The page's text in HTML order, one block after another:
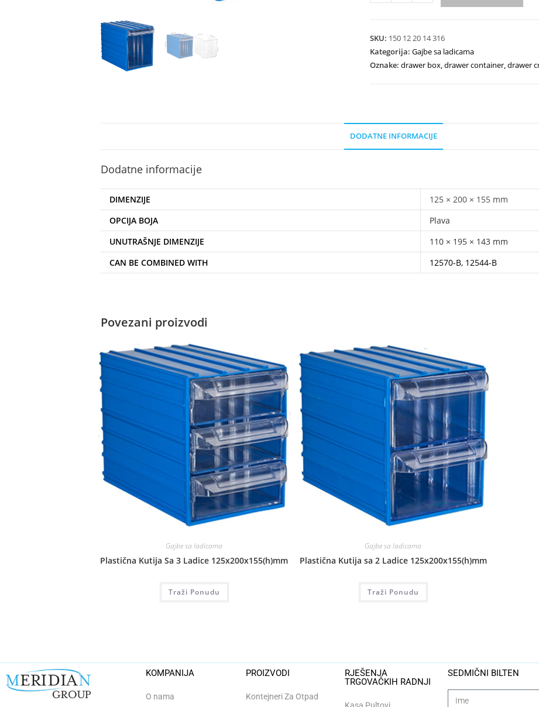
SKU: 150 12 20 14 316
Kategorija: Gajbe sa ladicama
Oznake: drawer box,drawer container,drawer
DODATNE INFORMACIJE
Dodatne informacije
DIMENZIJE
125 × 200 × 155 mm
OPCIJA BOJA
Plava
UNUTRAŠNJE DIMENZIJE
110 × 195 × 143 mm
CAN BE COMBINED WITH
12570-B, 12544-B
Povezani proizvodi
Gajbe sa ladicama
Plastična Kutija Sa 3 Ladice 125x200x155(h)mm
Traži Ponudu
Gajbe sa ladicama
Plastična Kutija sa 2 Ladice 125x200x155(h)mm
Traži Ponudu
KOMPANIJA
O nama
PROIZVODI
Kontejneri Za Otpad
RJEŠENJA
TRGOVAČKIH RADNJI
SEDMIČNI BILTEN